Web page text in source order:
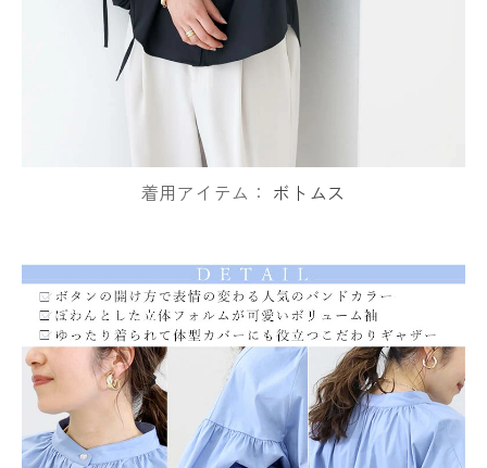
着用アイテム： ボトムス